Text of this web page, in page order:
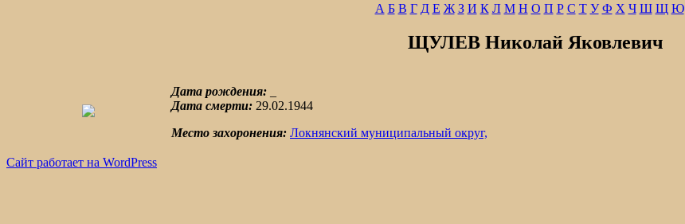
А Б В Г Д Е Ж З И К Л М Н О П Р С Т У Ф Х Ч Ш Щ Ю
ЩУЛЕВ Николай Яковлевич
Дата рождения:
Дата смерти: 29.02.1944
Место захоронения: Локнянский муниципальный округ,
Сайт работает на WordPress